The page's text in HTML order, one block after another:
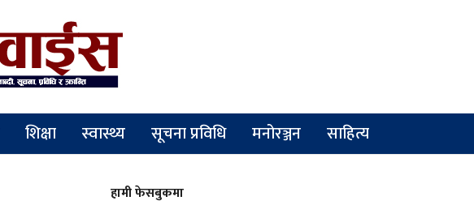
शिक्षा स्वास्थ्य सूचना प्रविधि मनोरञ्जन साहित्य
हामी फेसबुकमा